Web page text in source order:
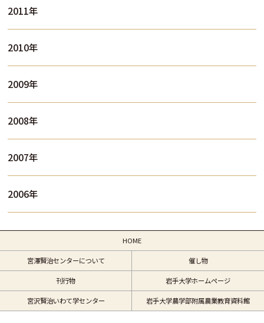
2011年
2010年
2009年
2008年
2007年
2006年
HOME
宮澤賢治センターについて 催し物
刊行物 岩手大学ホームページ
宮沢賢治いわて学センター 岩手大学農学部附属農業教育資料館